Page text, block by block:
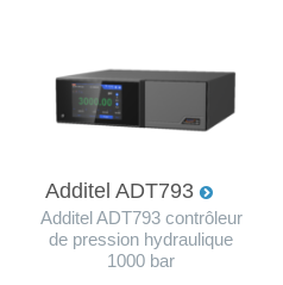
Additel ADT793
Additel ADT793 contrôleur
de pression hydraulique
1000 bar